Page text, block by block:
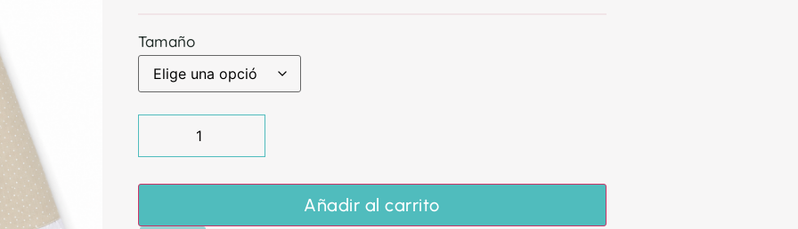
Tamaño
Añadir al carrito